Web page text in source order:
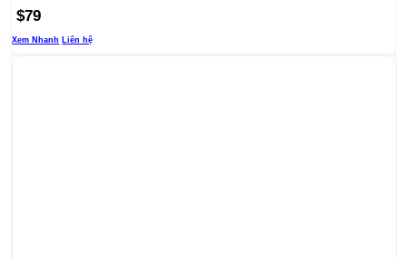
$79
Xem Nhanh Liên hệ